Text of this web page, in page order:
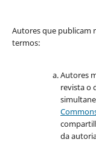
Autores que publicam
termos:
Autores
revista o
da